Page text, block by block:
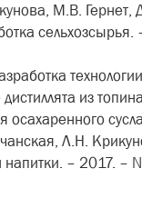
М.В. Гернет,
из
осахаренного
Л.Н.
– 2017. –